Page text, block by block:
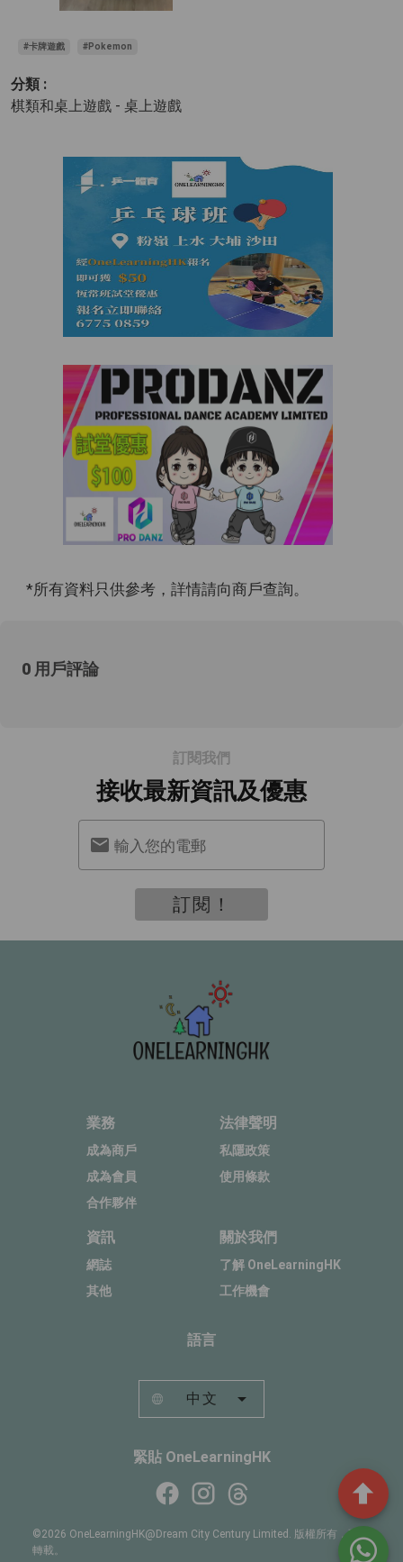
#卡牌遊戲 #Pokemon
分類 :
棋類和桌上遊戲 - 桌上遊戲
*所有資料只供參考，詳情請向商戶查詢。
0 用戶評論
訂閱我們
接收最新資訊及優惠
輸入您的電郵
訂閱！
業務
成為商戶
成為會員
合作夥伴
法律聲明
私隱政策
使用條款
資訊
網誌
其他
關於我們
了解 OneLearningHK
工作機會
語言
中文
緊貼 OneLearningHK
©2026 OneLearningHK@Dream City Century Limited. 版權所有，不得
轉載。